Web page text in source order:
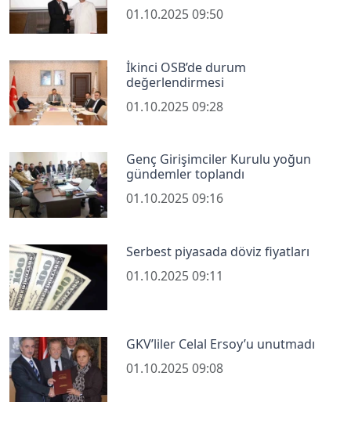
01.10.2025 09:50
İkinci OSB’de durum
değerlendirmesi
01.10.2025 09:28
Genç Girişimciler Kurulu yoğun
gündemler toplandı
01.10.2025 09:16
Serbest piyasada döviz fiyatları
01.10.2025 09:11
GKV’liler Celal Ersoy’u unutmadı
01.10.2025 09:08